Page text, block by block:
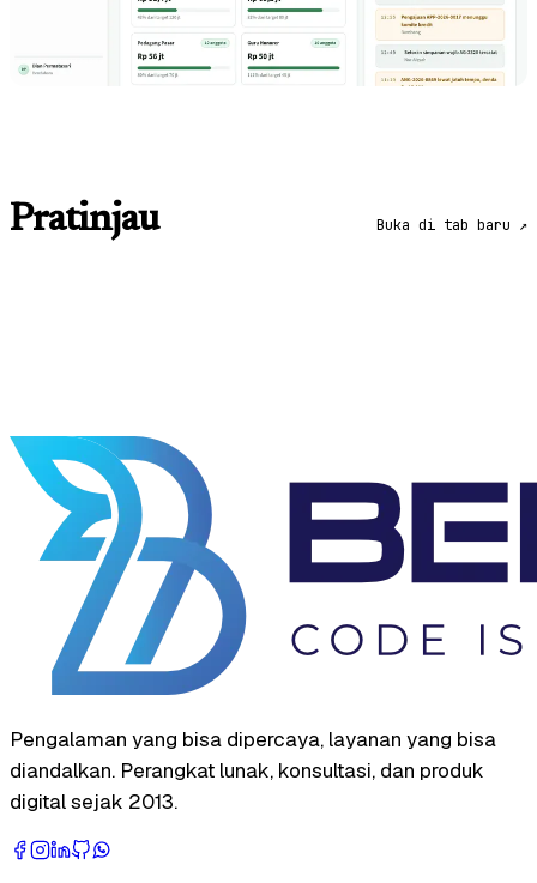
Pratinjau Buka di tab baru ↗
Pengalaman yang bisa dipercaya, layanan yang bisa
diandalkan. Perangkat lunak, konsultasi, dan produk
digital sejak 2013.